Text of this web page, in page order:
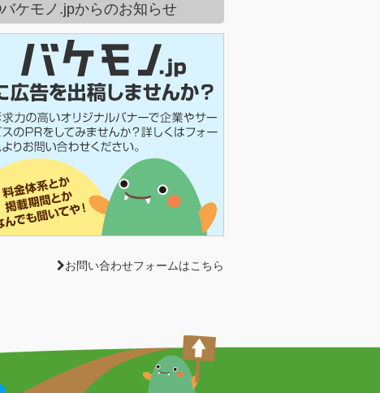
バケモノ.jpからのお知らせ
お問い合わせフォームはこちら